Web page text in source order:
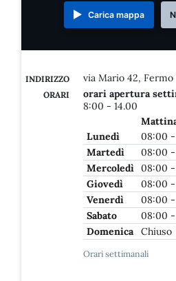
Carica mappa
INDIRIZZO via Mario 42, Fermo
ORARI
orari apertura
8:00 - 14.00
Orari settimanali
Lunedì
08:00 -
Martedì
08:00 -
Mercoledì 08:00 -
Giovedì
08:00 -
Venerdì
08:00 -
Sabato
08:00 -
Domenica
Chiuso